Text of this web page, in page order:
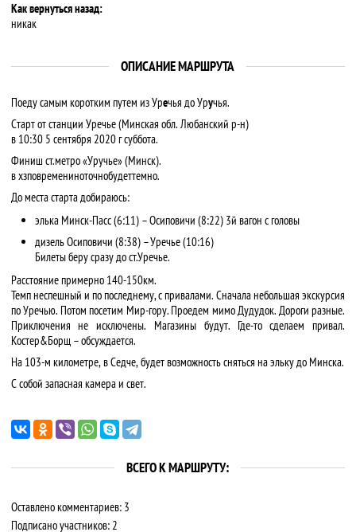
Как вернуться назад:
никак
ОПИСАНИЕ МАРШРУТА
Поеду самым коротким путем из Уречья до Уручья.
Старт от станции Уречье (Минская обл. Любанский р-н)
в 10:30 5 сентября 2020 г суббота.
Финиш ст.метро «Уручье» (Минск).
в хзповремениноточнобудеттемно.
До места старта добираюсь:
элька Минск-Пасс (6:11) – Осиповичи (8:22) 3й вагон с головы
дизель Осиповичи (8:38) – Уречье (10:16)
Билеты беру сразу до ст.Уречье.
Расстояние примерно 140-150км.
Темп неспешный и по последнему, с привалами. Сначала небольшая экскурсия
по Уречью. Потом посетим Мир-гору. Проедем мимо Дудудок. Дороги разные.
Приключения не исключены. Магазины будут. Где-то сделаем привал.
Костер&Борщ – обсуждается.
На 103-м километре, в Седче, будет возможность сняться на эльку до Минска.
С собой запасная камера и свет.
ВСЕГО К МАРШРУТУ:
Оставлено комментариев: 3
Подписано участников: 2